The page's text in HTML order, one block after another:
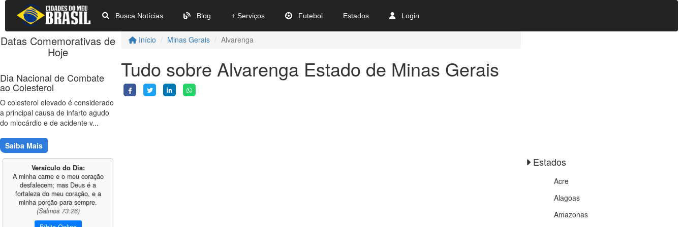
Busca Notícias Blog + Serviços Futebol Estados Login
Início Minas Gerais Alvarenga
Tudo sobre Alvarenga Estado de Minas Gerais
Datas Comemorativas de
Hoje
Dia Nacional de Combate
ao Colesterol
O colesterol elevado é considerado
a principal causa de infarto agudo
do miocárdio e de acidente v...
Saiba Mais
Versículo do Dia:
A minha carne e o meu coração
desfalecem; mas Deus é a
fortaleza do meu coração, e a
minha porção para sempre.
(Salmos 73:26)
Estados
Acre
Alagoas
Amazonas